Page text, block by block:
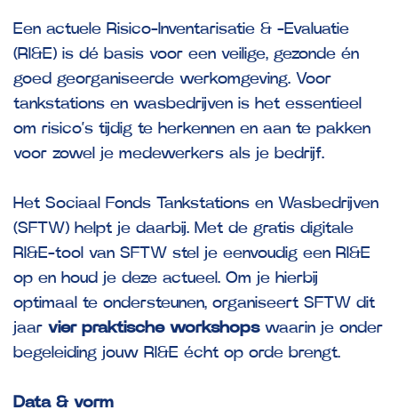
Een actuele Risico-Inventarisatie & -Evaluatie
(RI&E) is dé basis voor een veilige, gezonde én
goed georganiseerde werkomgeving. Voor
tankstations en wasbedrijven is het essentieel
om risico’s tijdig te herkennen en aan te pakken
voor zowel je medewerkers als je bedrijf.
Het Sociaal Fonds Tankstations en Wasbedrijven
(SFTW) helpt je daarbij. Met de gratis digitale
RI&E-tool van SFTW stel je eenvoudig een RI&E
op en houd je deze actueel. Om je hierbij
optimaal te ondersteunen, organiseert SFTW dit
jaar vier praktische workshopswaarin je onder
begeleiding jouw RI&E écht op orde brengt.
Data & vorm